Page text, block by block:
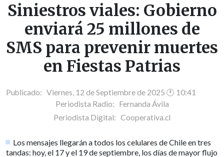
Siniestros viales: Gobierno
enviará 25 millones de
SMS para prevenir muertes
en Fiestas Patrias
Publicado: Viernes, 12 de Septiembre de 2025 🕐 10:41
Periodista Radio: Fernanda Ávila
Periodista Digital: Cooperativa.cl
Los mensajes llegarán a todos los celulares de Chile en tres
tandas: hoy, el 17 y el 19 de septiembre, los días de mayor flujo